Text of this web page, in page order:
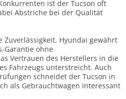
ist der Tucson oft
Abstriche bei der Qualität
Zuverlässigkeit. Hyundai gewährt
Garantie ohne
Vertrauen des Herstellers in die
Fahrzeugs unterstreicht. Auch
schneidet der Tucson in
als Gebrauchtwagen interessant